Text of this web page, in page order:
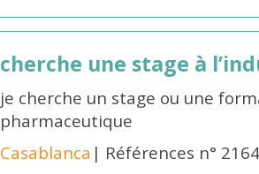
cherche une stage à
je cherche un stage ou une
pharmaceutique
Casablanca | Références n°